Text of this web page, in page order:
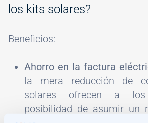
los kits solares?
Beneficios:
Ahorro en la factura
la mera reducción de
solares ofrecen a
posibilidad de asumir un